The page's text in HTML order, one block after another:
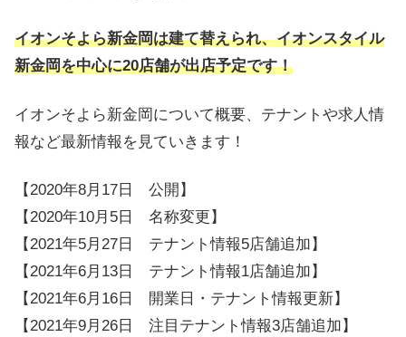
イオンそよら新金岡は建て替えられ、イオンスタイル
新金岡を中心に20店舗が出店予定です！
イオンそよら新金岡について概要、テナントや求人情
報など最新情報を見ていきます！
【2020年8月17日 公開】
【2020年10月5日 名称変更】
【2021年5月27日 テナント情報5店舗追加】
【2021年6月13日 テナント情報1店舗追加】
【2021年6月16日 開業日・テナント情報更新】
【2021年9月26日 注目テナント情報3店舗追加】